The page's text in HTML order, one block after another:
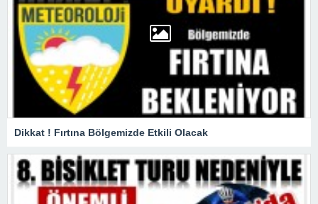
Dikkat ! Fırtına Bölgemizde Etkili Olacak